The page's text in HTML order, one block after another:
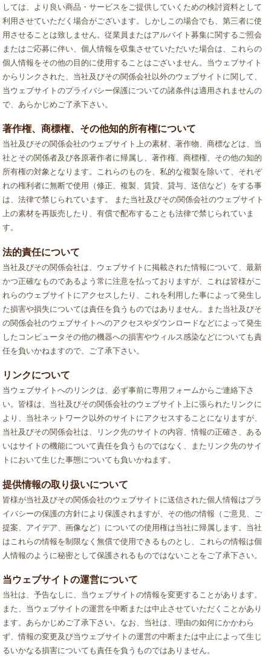
しては、より良い商品・サービスをご提供していくための検討資料として
利用させていただく場合がございます。しかしこの場合でも、第三者に使
用させることは致しません。従業員またはアルバイト募集に関するご照会
またはご応募に伴い、個人情報を収集させていただいた場合は、これらの
個人情報をその他の目的に使用することはございません。当ウェブサイト
からリンクされた、当社及びその関係会社以外のウェブサイトに関して、
当ウェブサイトのプライバシー保護についての諸条件は適用されませんの
で、あらかじめご了承下さい。
著作権、商標権、その他知的所有権について
当社及びその関係会社のウェブサイト上の素材、著作物、商標などは、当
社とその関係者及び各原著作者に帰属し、著作権、商標権、その他の知的
所有権の対象となります。これらのものを、私的な複製を除いて、それぞ
れの権利者に無断で使用（修正、複製、賃貸、貸与、送信など）をする事
は、法律で禁じられています。 また当社及びその関係会社のウェブサイト
上の素材を再販売したり、有償で配布することも法律で禁じられていま
す。
法的責任について
当社及びその関係会社は、ウェブサイトに掲載された情報について、最新
かつ正確なものであるよう常に注意を払っておりますが、これは皆様がこ
れらのウェブサイトにアクセスしたり、これを利用した事によって発生し
た損害や損失については責任を負うものではありません。また当社及びそ
の関係会社のウェブサイトへのアクセスやダウンロードなどによって発生
したコンピュータその他の機器への損害やウィルス感染などについても責
任を負いかねますので、ご了承下さい。
リンクについて
当ウェブサイトへのリンクは、必ず事前に専用フォームからご連絡下さ
い。皆様は、当社及びその関係会社のウェブサイト上に張られたリンクに
より、当社ネットワーク以外のサイトにアクセスすることになりますが、
当社及びその関係会社は、リンク先のサイトの内容、情報の正確さ、ある
いはサイトの機能について責任を負うものではなく、またリンク先のサイ
トにおいて生じた事態についても負いかねます。
提供情報の取り扱いについて
皆様が当社及びその関係会社のウェブサイトに送信された個人情報はプラ
イバシーの保護の方針により保護されますが、その他の情報（ご意見、ご
提案、アイデア、画像など）についての使用権は当社に帰属します。当社
はこれらの情報を制限なく無償で使用できるものとし、これらの情報は個
人情報のように秘密として保護されるものではないことをご了承下さい。
当ウェブサイトの運営について
当社は、予告なしに、当ウェブサイトの情報を変更することがあります。
また、当ウェブサイトの運営を中断または中止させていただくことがあり
ます。あらかじめご了承下さい。なお、当社は、理由の如何にかかわら
ず、情報の変更及び当ウェブサイトの運営の中断または中止によって生じ
るいかなる損害についても責任を負うものではありません。